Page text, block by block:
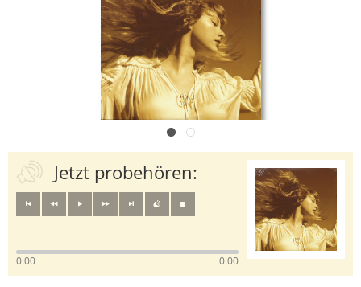
Jetzt probehören:
0:00 0:00